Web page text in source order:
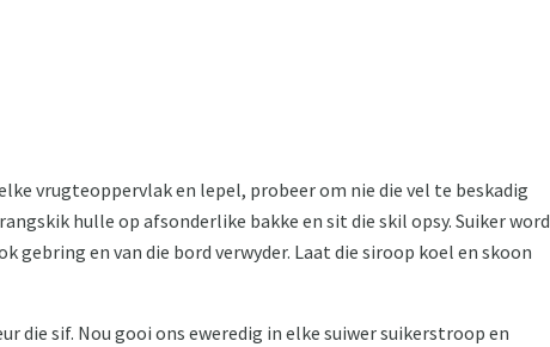
vrugteoppervlak en lepel, probeer om nie die vel te beskadig
hulle op afsonderlike bakke en sit die skil opsy. Suiker word
gebring en van die bord verwyder. Laat die siroop koel en skoon
die sif. Nou gooi ons eweredig in elke suiwer suikerstroop en